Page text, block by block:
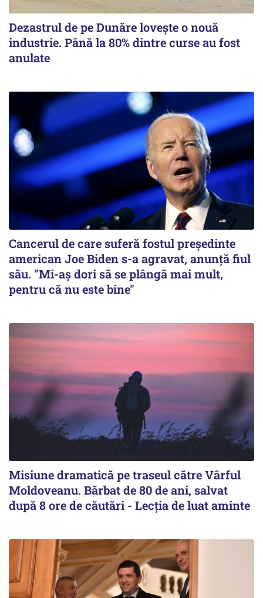
Dezastrul de pe Dunăre lovește o nouă
industrie. Până la 80% dintre curse au fost
anulate
Cancerul de care suferă fostul preşedinte
american Joe Biden s-a agravat, anunță fiul
său. "Mi-aș dori să se plângă mai mult,
pentru că nu este bine"
Misiune dramatică pe traseul către Vârful
Moldoveanu. Bărbat de 80 de ani, salvat
după 8 ore de căutări - Lecția de luat aminte